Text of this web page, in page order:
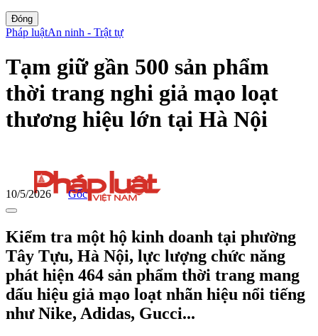
Đóng
Pháp luậtAn ninh - Trật tự
Tạm giữ gần 500 sản phẩm
thời trang nghi giả mạo loạt
thương hiệu lớn tại Hà Nội
10/5/2026 Gốc
Kiểm tra một hộ kinh doanh tại phường
Tây Tựu, Hà Nội, lực lượng chức năng
phát hiện 464 sản phẩm thời trang mang
dấu hiệu giả mạo loạt nhãn hiệu nổi tiếng
như Nike, Adidas, Gucci...